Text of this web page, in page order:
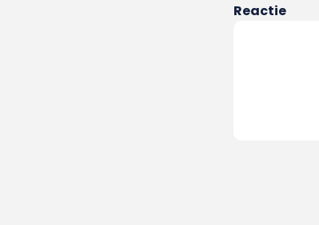
Reactie